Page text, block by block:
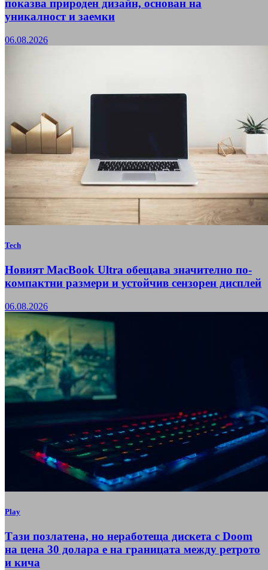
показва природен дизайн, основан на
уникалност и заемки
06.08.2026
Tech
Новият MacBook Ultra обещава значително по-
компактни размери и устойчив сензорен дисплей
06.08.2026
Play
Тази позлатена, но неработеща дискета с Doom
на цена 30 долара е на границата между ретрото
и кича